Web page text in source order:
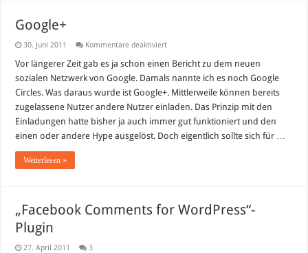
Google+
30. Juni 2011 Kommentare deaktiviertfür
Vor längerer Zeit gab es ja schon einen Bericht zu dem neuen
sozialen Netzwerk von Google. Damals nannte ich es noch Google
Circles. Was daraus wurde ist Google+. Mittlerweile können bereits
zugelassene Nutzer andere Nutzer einladen. Das Prinzip mit den
Einladungen hatte bisher ja auch immer gut funktioniert und den
einen oder andere Hype ausgelöst. Doch eigentlich sollte sich für …
Weiterlesen »
„Facebook Comments for WordPress“-
Plugin
27. April 2011 3